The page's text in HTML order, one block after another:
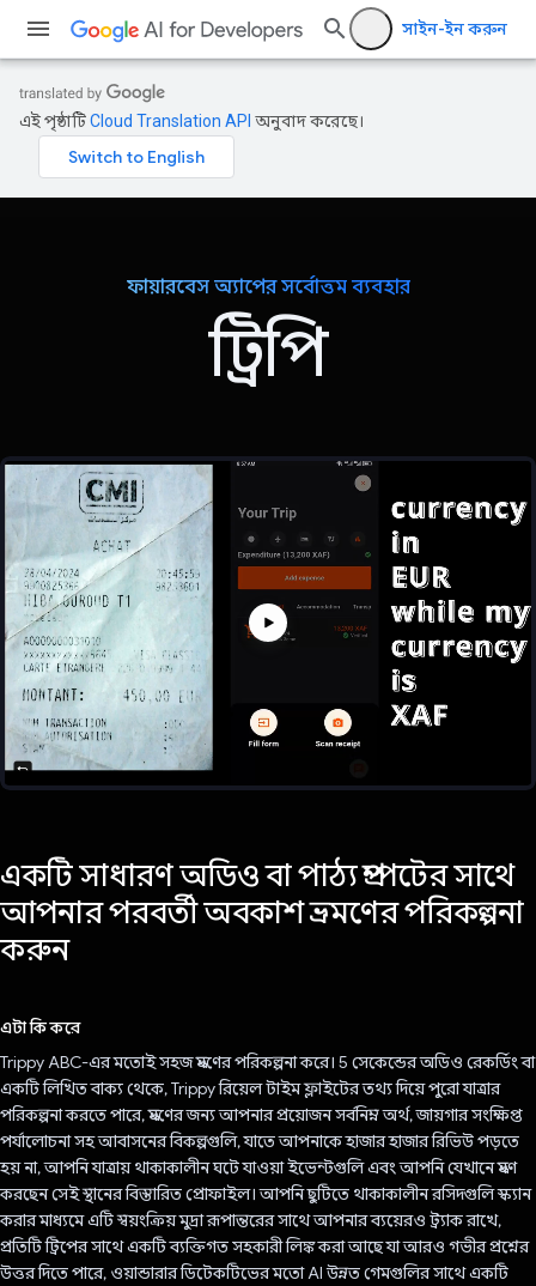
সাইন-ইন করুন
এই পৃষ্ঠাটিCloud Translation API অনুবাদ করেছে।
ফায়ারবেস অ্যাপের সর্বোত্তম ব্যবহার
ট্রিপি
একটি সাধারণ অডিও বা পাঠ্য প্রম্পটের সাথে
আপনার পরবর্তী অবকাশ ভ্রমণের পরিকল্পনা
করুন
এটা কি করে
Trippy ABC-এর মতোই সহজ ভ্রমণের পরিকল্পনা করে। 5 সেকেন্ডের অডিও রেকর্ডিং বা
একটি লিখিত বাক্য থেকে, Trippy রিয়েল টাইম ফ্লাইটের তথ্য দিয়ে পুরো যাত্রার
পরিকল্পনা করতে পারে, ভ্রমণের জন্য আপনার প্রয়োজন সর্বনিম্ন অর্থ, জায়গার সংক্ষিপ্ত
পর্যালোচনা সহ আবাসনের বিকল্পগুলি, যাতে আপনাকে হাজার হাজার রিভিউ পড়তে
হয় না, আপনি যাত্রায় থাকাকালীন ঘটে যাওয়া ইভেন্টগুলি এবং আপনি যেখানে ভ্রমণ
করছেন সেই স্থানের বিস্তারিত প্রোফাইল। আপনি ছুটিতে থাকাকালীন রসিদগুলি স্ক্যান
করার মাধ্যমে এটি স্বয়ংক্রিয় মুদ্রা রূপান্তরের সাথে আপনার ব্যয়েরও ট্র্যাক রাখে,
প্রতিটি ট্রিপের সাথে একটি ব্যক্তিগত সহকারী লিঙ্ক করা আছে যা আরও গভীর প্রশ্নের
উত্তর দিতে পারে, ওয়ান্ডারার ডিটেকটিভের মতো AI উন্নত গেমগুলির সাথে একটি